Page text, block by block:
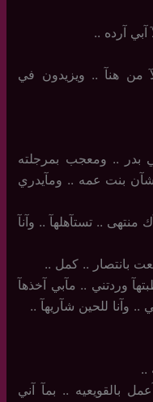
آبي آرده ..
من هنآ .. ويزيدون في
بدر .. ومعجب بمرجلته
بنت عمه .. ومآيدري
.. تستآهلهآ .. وآنآ
بانتصار .. كمل ..
وردتني .. مآبي آخذهآ
وآنا للحين شآريهآ ..
..
بالقويعيه .. بمآ آني